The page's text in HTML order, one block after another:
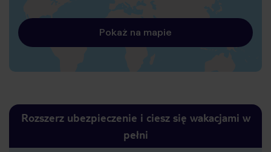
Pokaż na mapie
Rozszerz ubezpieczenie i ciesz się wakacjami w
pełni